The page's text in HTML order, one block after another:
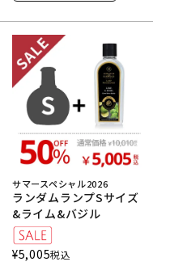
サマースペシャル2026
ランダムランプSサイズ
&ライム&バジル
¥5,005税込